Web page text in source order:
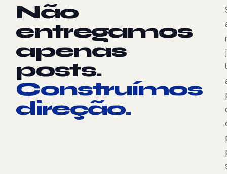
Não
entregamos
apenas
posts.
Construímos
direção.